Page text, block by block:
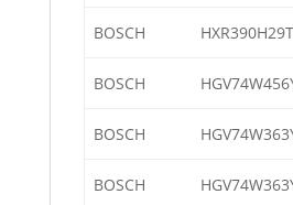
BOSCH
BOSCH
BOSCH
BOSCH